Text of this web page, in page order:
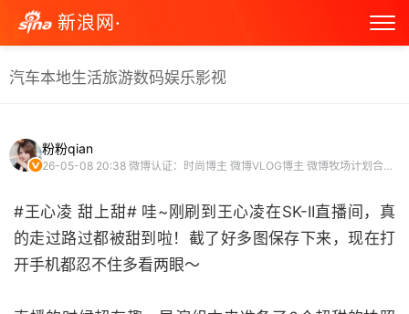
新浪网·
汽车本地生活旅游数码娱乐影视
粉粉qian
26-05-08 20:38 微博认证：时尚博主 微博VLOG博主 微博牧场计划合作达人
#王心凌 甜上甜# 哇~刚刷到王心凌在SK-II直播间，真
的走过路过都被甜到啦！截了好多图保存下来，现在打
开手机都忍不住多看两眼～